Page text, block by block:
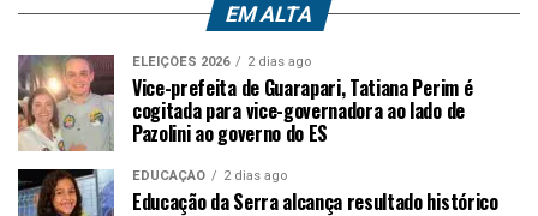
EM ALTA
ELEIÇÕES 2026 2 dias ago
Vice-prefeita de Guarapari, Tatiana Perim é
cogitada para vice-governadora ao lado de
Pazolini ao governo do ES
EDUCAÇÃO 2 dias ago
Educação da Serra alcança resultado histórico